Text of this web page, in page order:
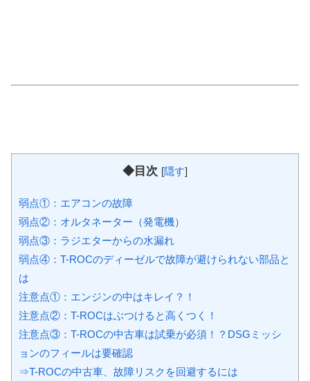
◆目次 [隠す]
弱点①：エアコンの故障
弱点②：オルタネーター（発電機）
弱点③：ラジエターからの水漏れ
弱点④：T-ROCのディーゼルで故障が避けられない部品と
は
注意点①：エンジンの中はキレイ？！
注意点②：T-ROCはぶつけると高くつく！
注意点③：T-ROCの中古車は試乗が必須！？DSGミッシ
ョンのフィールは要確認
⇒T-ROCの中古車、故障リスクを回避するには